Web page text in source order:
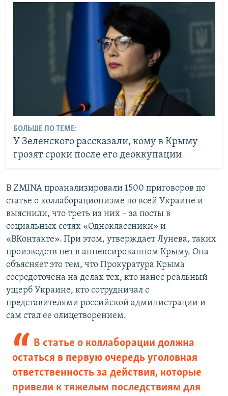
БОЛЬШЕ ПО ТЕМЕ:
У Зеленского рассказали, кому в Крыму
грозят сроки после его деоккупации
В ZMINA проанализировали 1500 приговоров по
статье о коллаборационизме по всей Украине и
выяснили, что треть из них – за посты в
социальных сетях «Одноклассники» и
«ВКонтакте». При этом, утверждает Лунева, таких
производств нет в аннексированном Крыму. Она
объясняет это тем, что Прокуратура Крыма
сосредоточена на делах тех, кто нанес реальный
ущерб Украине, кто сотрудничал с
представителями российской администрации и
сам стал ее олицетворением.
В статье о коллаборации должна
остаться в первую очередь уголовная
ответственность за действия, которые
привели к тяжелым последствиям для